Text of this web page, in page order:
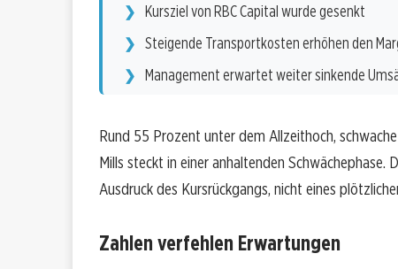
Kursziel von RBC Capital wurde gesenkt
Steigende Transportkosten erhöhen den
Management erwartet weiter sinkende
Rund 55 Prozent unter dem Allzeithoch,
Mills steckt in einer anhaltenden
Ausdruck des Kursrückgangs, nicht eines
Zahlen verfehlen Erwartungen